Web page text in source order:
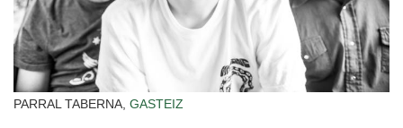
PARRAL TABERNA, GASTEIZ